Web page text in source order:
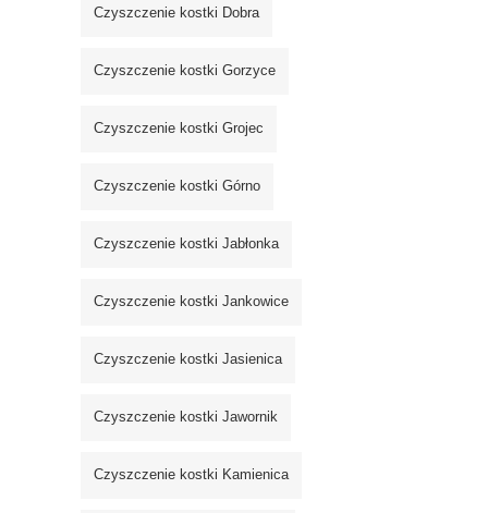
Czyszczenie kostki Dobra
Czyszczenie kostki Gorzyce
Czyszczenie kostki Grojec
Czyszczenie kostki Górno
Czyszczenie kostki Jabłonka
Czyszczenie kostki Jankowice
Czyszczenie kostki Jasienica
Czyszczenie kostki Jawornik
Czyszczenie kostki Kamienica